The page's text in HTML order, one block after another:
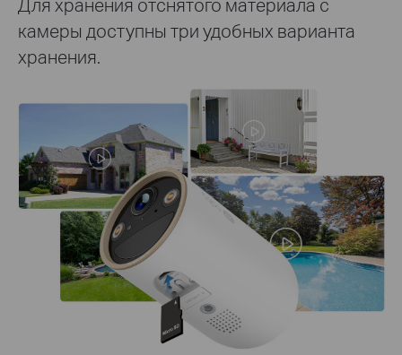
Для хранения отснятого материала с
камеры доступны три удобных варианта
хранения.